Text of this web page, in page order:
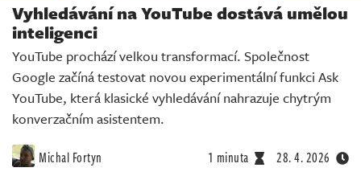
Vyhledávání na YouTube dostává umělou
inteligenci
YouTube prochází velkou transformací. Společnost
Google začíná testovat novou experimentální funkci Ask
YouTube, která klasické vyhledávání nahrazuje chytrým
konverzačním asistentem.
Michal Fortyn 1 minuta 28. 4. 2026